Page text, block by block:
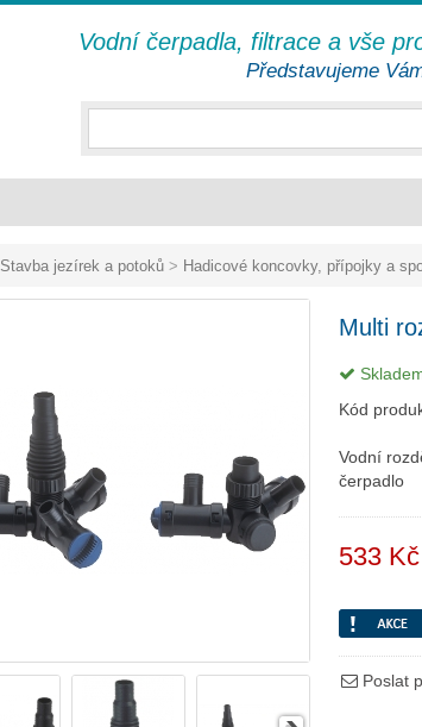
Stavba jezírek a potoků > Hadicové koncovky, přípojky a
Multi
Kód
Vodní
čerpadlo
533 Kč
Poslat
Vodní čerpadla, filtrace a vše
Představujeme